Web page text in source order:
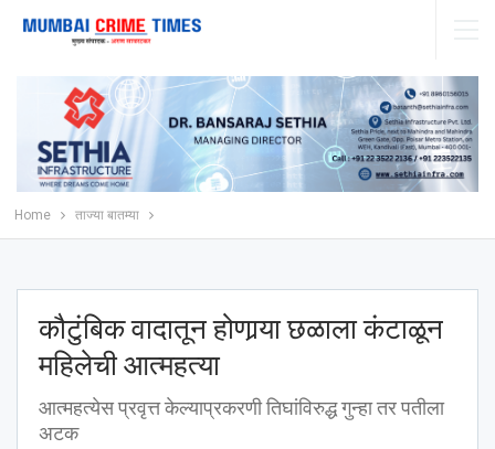
Home ताज्या बातम्या
कौटुंबिक वादातून होणार्‍या छळाला कंटाळून
महिलेची आत्महत्या
आत्महत्येस प्रवृत्त केल्याप्रकरणी तिघांविरुद्ध गुन्हा तर पतीला
अटक